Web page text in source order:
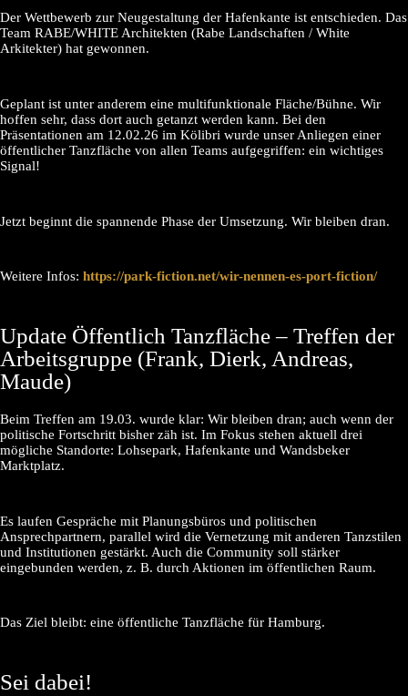
Der Wettbewerb zur Neugestaltung der Hafenkante ist entschieden. Das
Team RABE/WHITE Architekten (Rabe Landschaften / White
Arkitekter) hat gewonnen.
Geplant ist unter anderem eine multifunktionale Fläche/Bühne. Wir
hoffen sehr, dass dort auch getanzt werden kann. Bei den
Präsentationen am 12.02.26 im Kölibri wurde unser Anliegen einer
öffentlicher Tanzfläche von allen Teams aufgegriffen: ein wichtiges
Signal!
Jetzt beginnt die spannende Phase der Umsetzung. Wir bleiben dran.
Weitere Infos: https://park-fiction.net/wir-nennen-es-port-fiction/
Update Öffentlich Tanzfläche – Treffen der
Arbeitsgruppe (Frank, Dierk, Andreas,
Maude)
Beim Treffen am 19.03. wurde klar: Wir bleiben dran; auch wenn der
politische Fortschritt bisher zäh ist. Im Fokus stehen aktuell drei
mögliche Standorte: Lohsepark, Hafenkante und Wandsbeker
Marktplatz.
Es laufen Gespräche mit Planungsbüros und politischen
Ansprechpartnern, parallel wird die Vernetzung mit anderen Tanzstilen
und Institutionen gestärkt. Auch die Community soll stärker
eingebunden werden, z. B. durch Aktionen im öffentlichen Raum.
Das Ziel bleibt: eine öffentliche Tanzfläche für Hamburg.
Sei dabei!